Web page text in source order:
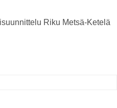
Riku Metsä-Ketelä